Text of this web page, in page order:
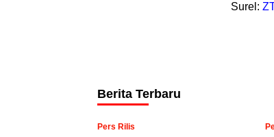
Surel:
Berita Terbaru
Pers Rilis